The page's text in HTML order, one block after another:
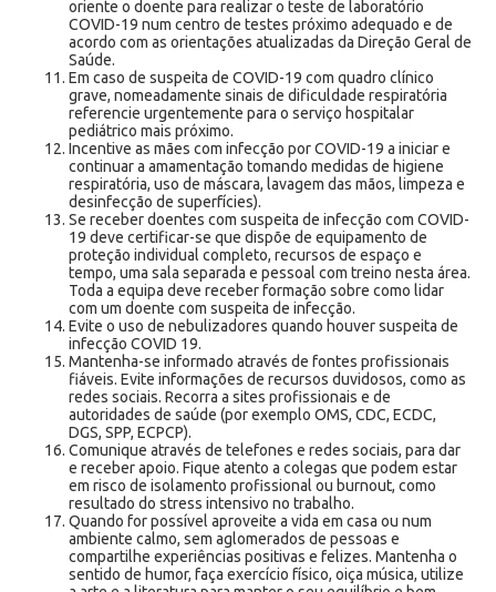
oriente o doente para realizar o teste de laboratório
COVID-19 num centro de testes próximo adequado e de
acordo com as orientações atualizadas da Direção Geral de
Saúde.
Em caso de suspeita de COVID-19 com quadro clínico
grave, nomeadamente sinais de dificuldade respiratória
referencie urgentemente para o serviço hospitalar
pediátrico mais próximo.
Incentive as mães com infecção por COVID-19 a iniciar e
continuar a amamentação tomando medidas de higiene
respiratória, uso de máscara, lavagem das mãos, limpeza e
desinfecção de superfícies).
Se receber doentes com suspeita de infecção com COVID-
19 deve certificar-se que dispõe de equipamento de
proteção individual completo, recursos de espaço e
tempo, uma sala separada e pessoal com treino nesta área.
Toda a equipa deve receber formação sobre como lidar
com um doente com suspeita de infecção.
Evite o uso de nebulizadores quando houver suspeita de
infecção COVID 19.
Mantenha-se informado através de fontes profissionais
fiáveis. Evite informações de recursos duvidosos, como as
redes sociais. Recorra a sites profissionais e de
autoridades de saúde (por exemplo OMS, CDC, ECDC,
DGS, SPP, ECPCP).
Comunique através de telefones e redes sociais, para dar
e receber apoio. Fique atento a colegas que podem estar
em risco de isolamento profissional ou burnout, como
resultado do stress intensivo no trabalho.
Quando for possível aproveite a vida em casa ou num
ambiente calmo, sem aglomerados de pessoas e
compartilhe experiências positivas e felizes. Mantenha o
sentido de humor, faça exercício físico, oiça música, utilize